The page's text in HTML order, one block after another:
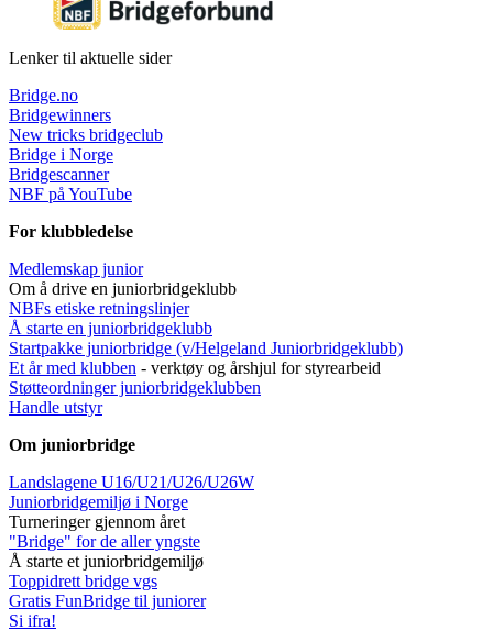
Lenker til aktuelle sider
Bridge.no
Bridgewinners
New tricks bridgeclub
Bridge i Norge
Bridgescanner
NBF på YouTube
For klubbledelse
Medlemskap junior
Om å drive en juniorbridgeklubb
NBFs etiske retningslinjer
Å starte en juniorbridgeklubb
Startpakke juniorbridge (v/Helgeland Juniorbridgeklubb)
Et år med klubben - verktøy og årshjul for styrearbeid
Støtteordninger juniorbridgeklubben
Handle utstyr
Om juniorbridge
Landslagene U16/U21/U26/U26W
Juniorbridgemiljø i Norge
Turneringer gjennom året
"Bridge" for de aller yngste
Å starte et juniorbridgemiljø
Toppidrett bridge vgs
Gratis FunBridge til juniorer
Si ifra!